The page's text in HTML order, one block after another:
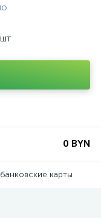
шт
0 BYN
карты